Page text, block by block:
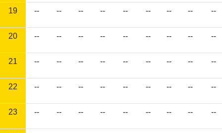
19 -- -- -- -- -- -- -- -- --
20 -- -- -- -- -- -- -- -- --
21 -- -- -- -- -- -- -- -- --
22 -- -- -- -- -- -- -- -- --
23 -- -- -- -- -- -- -- -- --